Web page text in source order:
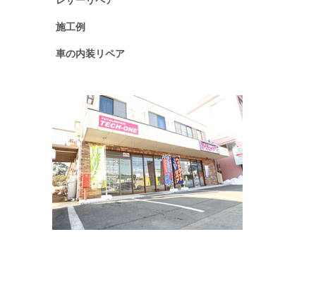
施工例
車の内装リペア